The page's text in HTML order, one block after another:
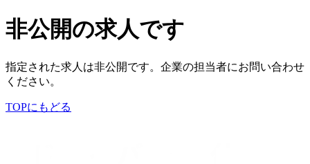
非公開の求人です
指定された求人は非公開です。企業の担当者にお問い合わせ
ください。
TOPにもどる